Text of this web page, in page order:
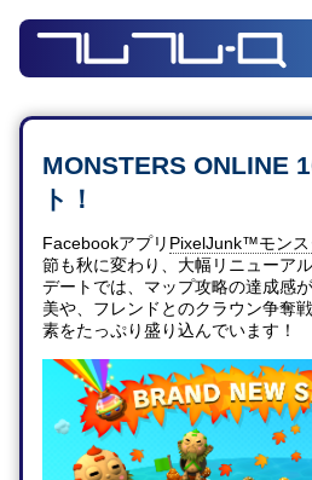
MONSTERS ONLINE
ト！
Facebookアプリ PixelJunk™モン
節も秋に変わり、大幅リニューア
デートでは、マップ攻略の達成感
美や、フレンドとのクラウン争奪
素をたっぷり盛り込んでいます！